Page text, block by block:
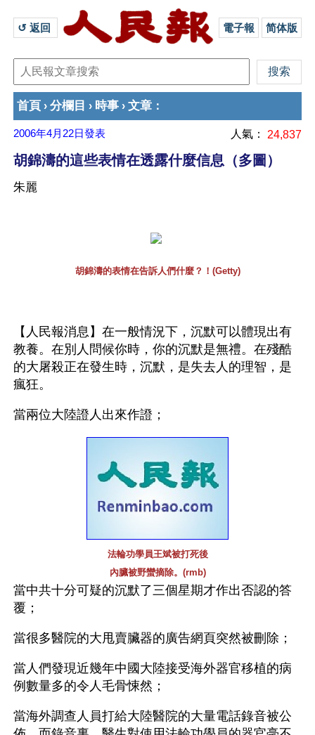
↺ 返回 電子報 简体版
首頁 › 分欄目 › 時事 › 文章 ：
2006年4月22日發表 人氣： 24,837
胡錦濤的這些表情在透露什麼信息（多圖）
朱麗
胡錦濤的表情在告訴人們什麼？！(Getty)
【人民報消息】在一般情況下，沉默可以體現出有
教養。在別人問候你時，你的沉默是無禮。在殘酷
的大屠殺正在發生時，沉默，是失去人的理智，是
瘋狂。
當兩位大陸證人出來作證；
法輪功學員王斌被打死後
內臟被野蠻摘除。(rmb)
當中共十分可疑的沉默了三個星期才作出否認的答
覆；
當很多醫院的大甩賣臟器的廣告網頁突然被刪除；
當人們發現近幾年中國大陸接受海外器官移植的病
例數量多的令人毛骨悚然；
當海外調查人員打給大陸醫院的大量電話錄音被公